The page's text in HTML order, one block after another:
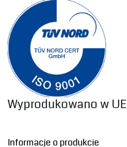
‎Wyprodukowano w UE‎
Informacje o produkcie